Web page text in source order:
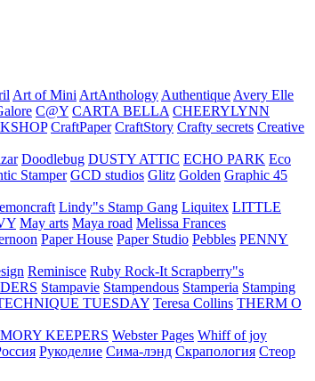
Art of Mini ArtAnthology Authentique Avery Elle
C@Y CARTA BELLA CHEERYLYNN
CraftPaper CraftStory Crafty secrets Creative
Doodlebug DUSTY ATTIC ECHO PARK Eco
Stamper GCD studios Glitz Golden Graphic 45
Lindy"s Stamp Gang Liquitex LITTLE
May arts Maya road Melissa Frances
Paper House Paper Studio Pebbles PENNY
Reminisce Ruby Rock-It Scrapberry"s
Stampavie Stampendous Stamperia Stamping
TUESDAY Teresa Collins THERM O
KEEPERS Webster Pages Whiff of joy
Рукоделие Сима-лэнд Скрапология Стеор